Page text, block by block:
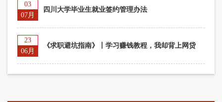
03
07月
四川大学毕业生就业签约管理办法
23
06月
《求职避坑指南》丨学习赚钱教程，我却背上网贷